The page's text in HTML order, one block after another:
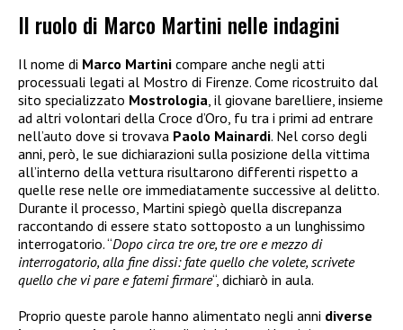
Il ruolo di Marco Martini nelle indagini
Il nome di Marco Martini compare anche negli atti
processuali legati al Mostro di Firenze. Come ricostruito dal
sito specializzato Mostrologia , il giovane barelliere, insieme
ad altri volontari della Croce d’Oro, fu tra i primi ad entrare
nell’auto dove si trovava Paolo Mainardi. Nel corso degli
anni, però, le sue dichiarazioni sulla posizione della vittima
all’interno della vettura risultarono differenti rispetto a
quelle rese nelle ore immediatamente successive al delitto.
Durante il processo, Martini spiegò quella discrepanza
raccontando di essere stato sottoposto a un lunghissimo
interrogatorio. “Dopo circa tre ore, tre ore e mezzo di
interrogatorio, alla fine dissi: fate quello che volete, scrivete
quello che vi pare e fatemi firmare“, dichiarò in aula.
Proprio queste parole hanno alimentato negli anni diverse